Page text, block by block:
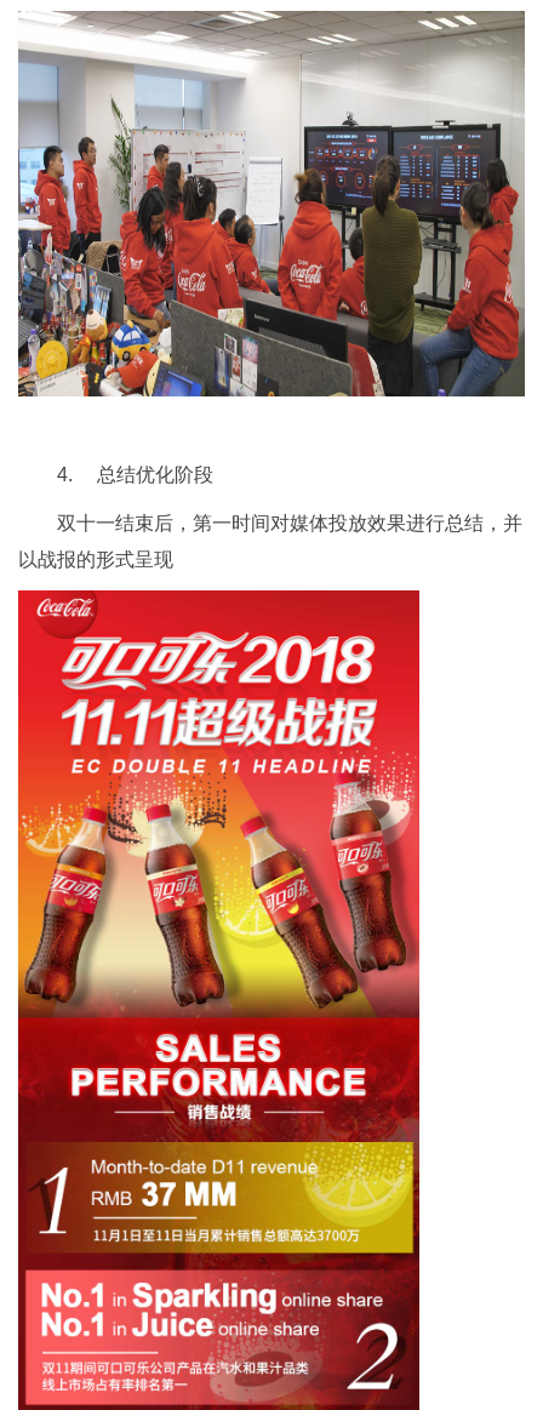
4. 总结优化阶段
双十一结束后，第一时间对媒体投放效果进行总结，并
以战报的形式呈现